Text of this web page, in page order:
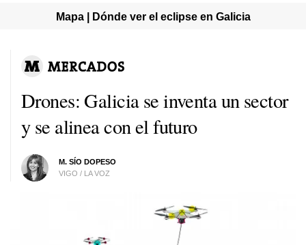
Mapa | Dónde ver el eclipse en Galicia
Drones: Galicia se inventa un sector
y se alinea con el futuro
M. SÍO DOPESO
VIGO / LA VOZ